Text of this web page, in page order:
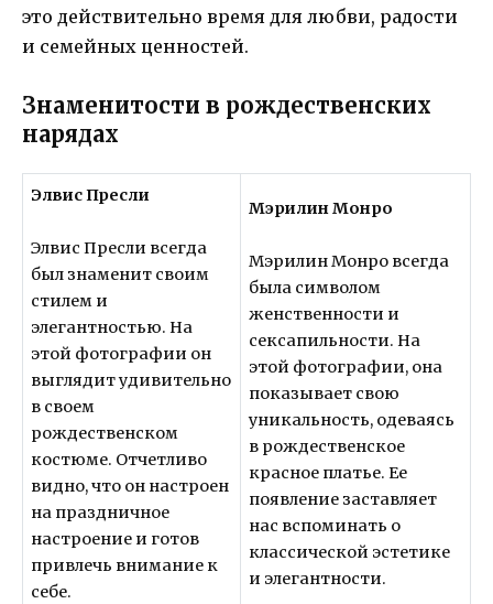
это действительно время для любви, радости
и семейных ценностей.
Знаменитости в рождественских
нарядах
Элвис Пресли
Элвис Пресли всегда
был знаменит своим
стилем и
элегантностью. На
этой фотографии он
выглядит удивительно
в своем
рождественском
костюме. Отчетливо
видно, что он настроен
на праздничное
настроение и готов
привлечь внимание к
себе.
Мэрилин Монро
Мэрилин Монро всегда
была символом
женственности и
сексапильности. На
этой фотографии, она
показывает свою
уникальность, одеваясь
в рождественское
красное платье. Ее
появление заставляет
нас вспоминать о
классической эстетике
и элегантности.